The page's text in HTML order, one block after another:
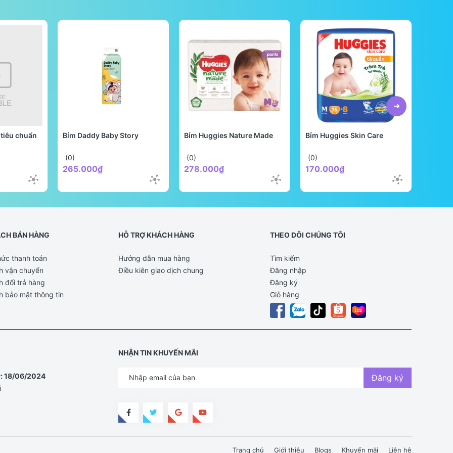
công thức), ở nhiệt độ phù hợp. (Luôn nhớ rửa tay và bề mặt làm việc
bé theo định lượng sữa (tham khảo ở bao bì)
và sau đó theo chiều dọc trong 10 giây.
khi cho bé dùng.
chuẩn
Bỉm Daddy Baby Story
(0)
265.000₫
Bỉm Huggies Nature Made
(0)
278.000₫
Bỉm Huggies Skin Care
(0)
170.000₫
BÁN HÀNG
thanh toán
vận chuyển
đổi trả hàng
bảo mật thông tin
HỖ TRỢ KHÁCH HÀNG
Hướng dẫn mua hàng
Điều kiên giao dịch chung
THEO DÕI CHÚNG TÔI
Tìm kiếm
Đăng nhập
Đăng ký
Giỏ hàng
18/06/2024
NHẬN TIN KHUYẾN MÃI
Đăng ký
Trang chủ Giới thiệu Blogs Khuyến mãi Liên hệ